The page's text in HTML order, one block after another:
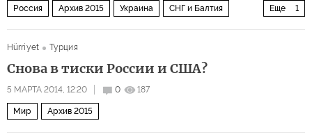
Еще 1
Россия Архив 2015 Украина СНГ и Балтия
Hürriyet
Турция
Снова в тиски России и США?
5 МАРТА 2014, 12:20 0 187
Мир Архив 2015